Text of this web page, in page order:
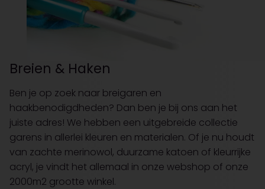
Breien & Haken
Ben je op zoek naar breigaren en
haakbenodigdheden? Dan ben je bij ons aan het
juiste adres! We hebben een uitgebreide collectie
garens in allerlei kleuren en materialen. Of je nu houdt
van zachte merinowol, duurzame katoen of kleurrijke
acryl, je vindt het allemaal in onze webshop of onze
2000m2 grootte winkel.